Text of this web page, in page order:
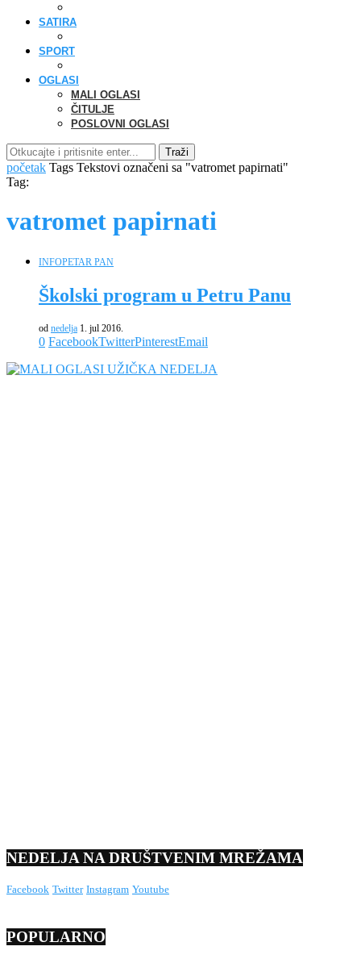
SATIRA
SPORT
OGLASI
MALI OGLASI
ČITULJE
POSLOVNI OGLASI
Traži
početak Tags Tekstovi označeni sa "vatromet papirnati"
Tag:
vatromet papirnati
INFOPETAR PAN
Školski program u Petru Panu
od nedelja 1. jul 2016.
0 FacebookTwitterPinterestEmail
NEDELJA NA DRUŠTVENIM MREŽAMA
Facebook Twitter Instagram Youtube
POPULARNO